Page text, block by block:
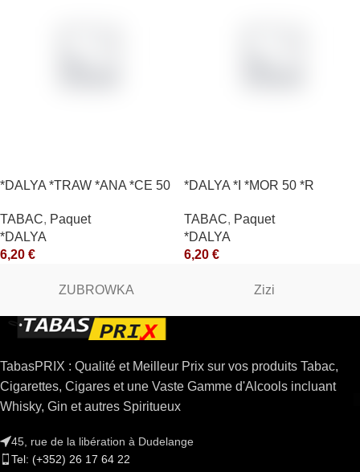
*DALYA *TRAW *ANA *CE 50
TABAC, Paquet
*DALYA
6,20 €
*DALYA *I *MOR 50 *R
TABAC, Paquet
*DALYA
6,20 €
ZUBROWKA Zizi
TabasPRIX : Qualité et Meilleur Prix sur vos produits Tabac,
Cigarettes, Cigares et une Vaste Gamme d'Alcools incluant
Whisky, Gin et autres Spiritueux
45, rue de la libération à Dudelange
Tel: (+352) 26 17 64 22